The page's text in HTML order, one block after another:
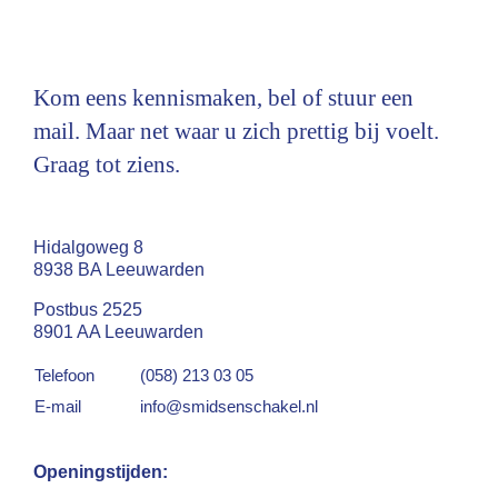
Kom eens kennismaken, bel of stuur een
mail. Maar net waar u zich prettig bij voelt.
Graag tot ziens.
Hidalgoweg 8
8938 BA Leeuwarden
Postbus 2525
8901 AA Leeuwarden
Telefoon
(058) 213 03 05
E-mail
info@smidsenschakel.nl
Openingstijden: